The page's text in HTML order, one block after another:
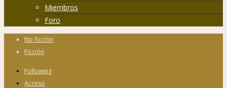
Miembros
Foro
No ficción
Ficción
Following
Acceso